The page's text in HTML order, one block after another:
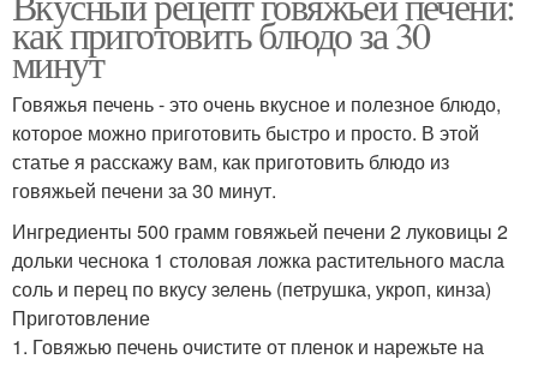
как приготовить блюдо за 30
минут
Говяжья печень - это очень вкусное и полезное блюдо,
которое можно приготовить быстро и просто. В этой
статье я расскажу вам, как приготовить блюдо из
говяжьей печени за 30 минут.
Ингредиенты 500 грамм говяжьей печени 2 луковицы 2
дольки чеснока 1 столовая ложка растительного масла
соль и перец по вкусу зелень (петрушка, укроп, кинза)
Приготовление
1. Говяжью печень очистите от пленок и нарежьте на